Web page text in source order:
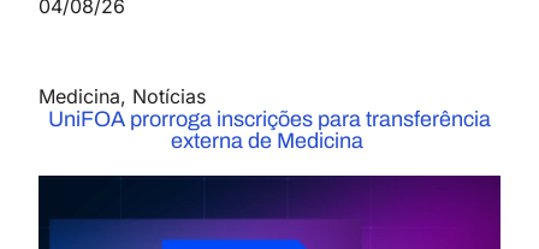
04/08/26
Medicina, Notícias
UniFOA prorroga inscrições para transferência
externa de Medicina